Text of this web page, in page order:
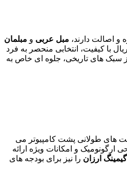
و اصالت دارند، مبل عربی و مبلمان
با کیفیت، انتخابی منحصر به فرد
از سبک های تاریخی، جلوه ای خاص به
های طولانی پشت کامپیوتر می
ارگونومیک و امکانات ویژه ارائه
ارزان را نیز برای بودجه های